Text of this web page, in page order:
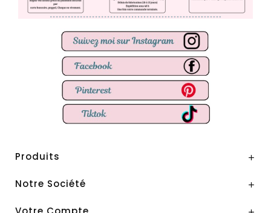
Produits 
Notre Société 